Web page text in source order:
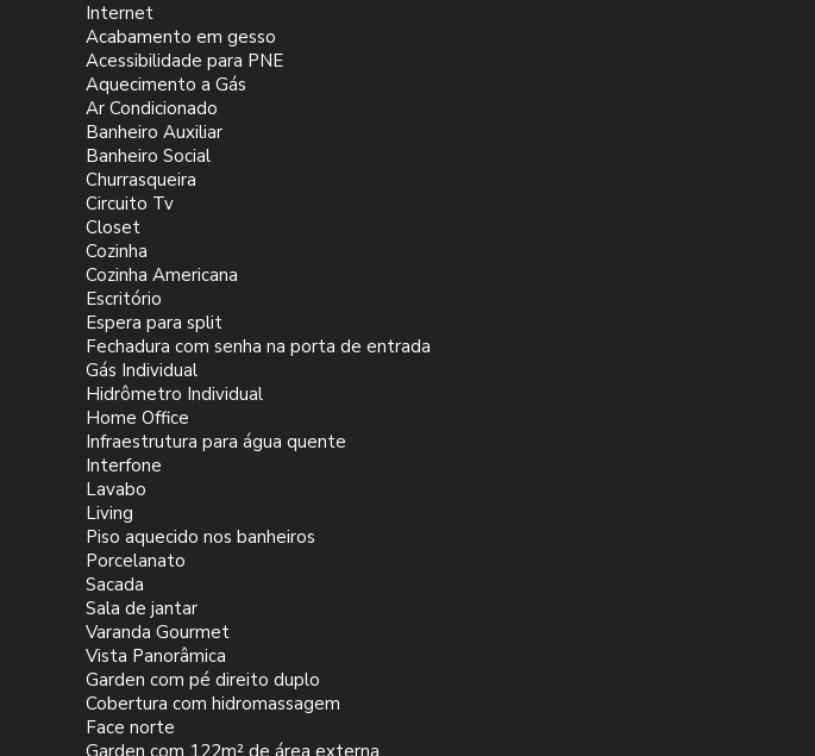
Internet
Acabamento em gesso
Acessibilidade para PNE
Aquecimento a Gás
Ar Condicionado
Banheiro Auxiliar
Banheiro Social
Churrasqueira
Circuito Tv
Closet
Cozinha
Cozinha Americana
Escritório
Espera para split
Fechadura com senha na porta de entrada
Gás Individual
Hidrômetro Individual
Home Office
Infraestrutura para água quente
Interfone
Lavabo
Living
Piso aquecido nos banheiros
Porcelanato
Sacada
Sala de jantar
Varanda Gourmet
Vista Panorâmica
Garden com pé direito duplo
Cobertura com hidromassagem
Face norte
Garden com 122m² de área externa